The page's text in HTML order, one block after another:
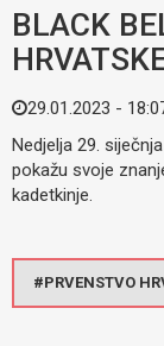
BLACK
29.01.2023 -
Nedjelja 29.
pokažu svoje
kadetkinje.
PRVENSTVO